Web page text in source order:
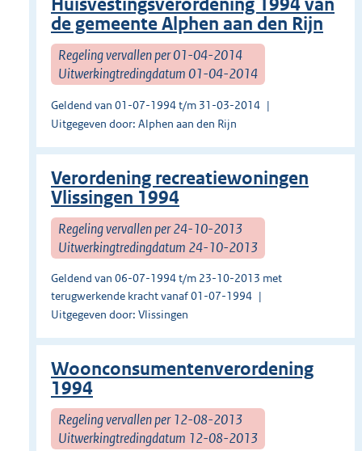
Huisvestingsverordening 1994 van
de gemeente Alphen aan den Rijn
Regeling vervallen per 01-04-2014
Uitwerkingtredingdatum 01-04-2014
Geldend van 01-07-1994 t/m 31-03-2014
Uitgegeven door: Alphen aan den Rijn
Verordening recreatiewoningen
Vlissingen 1994
Regeling vervallen per 24-10-2013
Uitwerkingtredingdatum 24-10-2013
Geldend van 06-07-1994 t/m 23-10-2013 met
terugwerkende kracht vanaf 01-07-1994
Uitgegeven door: Vlissingen
Woonconsumentenverordening
1994
Regeling vervallen per 12-08-2013
Uitwerkingtredingdatum 12-08-2013